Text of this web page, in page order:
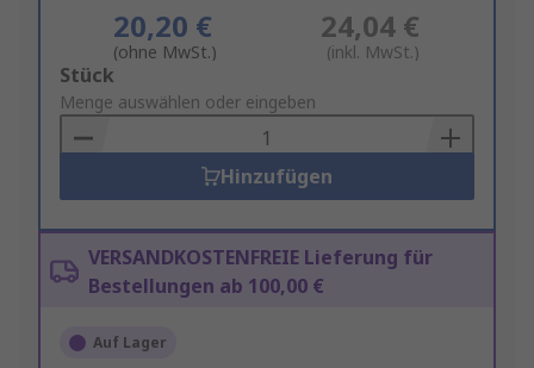
20,20 €
(ohne MwSt.)
24,04 €
(inkl. MwSt.)
Add
to
Basket
Stück
Menge auswählen oder eingeben
Hinzufügen
VERSANDKOSTENFREIE Lieferung für
Bestellungen ab 100,00 €
Auf Lager